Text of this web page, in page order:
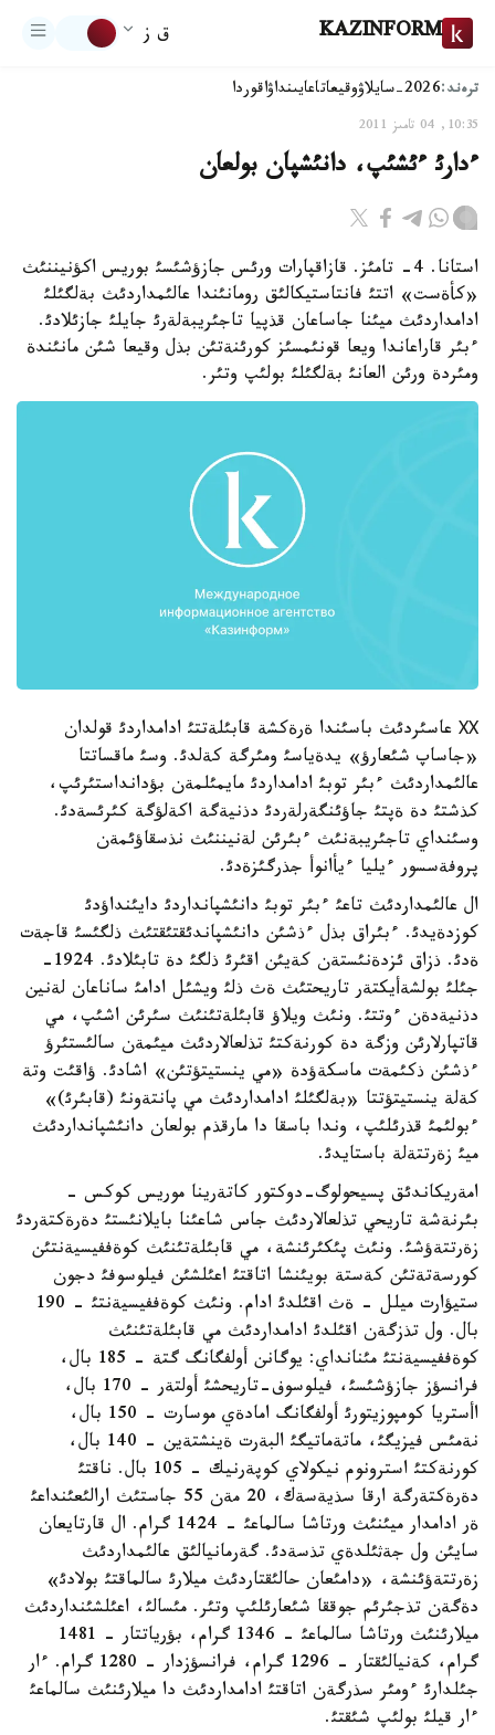
KAZINFORM ق ز
ترەند:2026-سايلاۋ وقيعاتاعايىنداۋاقوردا
10:35, 04 تامىز 2011
ءدارئ ءئشئپ، دانئشپان بولعان
استانا. 4- تامئز. قازاقپارات ورئس جازؤشئسئ بوريس اكؤنيننئث
«كأةست» اتتئ فانتاستيكالئق رومانئندا عالئمداردئث بةلگئلئ
ادامداردئث ميئنا جاساعان قذپيا تاجئريبةلةرئ جايلئ جازئلادئ.
ءبئر قاراعاندا ويعا قونئمسئز كورئنةتئن بذل وقيعا شئن مانئندة
ومئردة ورئن العانئ بةلگئلئ بولئپ وتئر.
ХХ عاسئردئث باسئندا ةرةكشة قابئلةتتئ ادامداردئ قولدان
«جاساپ شئعارؤ» يدةياسئ ومئرگة كةلدئ. وسئ ماقساتتا
عالئمداردئث ءبئر توبئ ادامداردئ مايمئلمةن بؤدانداستئرئپ،
كذشتئ دة ةپتئ جاؤئنگةرلةردئ دذنيةگة اكةلؤگة كئرئسةدئ.
وسئنداي تاجئريبةنئث ءبئرئن لةنيننئث نذسقاؤئمةن
پروفةسسور ءيليا ءيأانوأ جذرگئزةدئ.
ال عالئمداردئث تاعئ ءبئر توبئ دانئشپانداردئ دايئنداؤدئ
كوزدةيدئ. ءبئراق بذل ءذشئن دانئشپاندئقتئقتئث ذلگئسئ قاجةت
ةدئ. ذزاق ئزدةنئستةن كةيئن اقئرئ ذلگئ دة تابئلادئ. 1924-
جئلئ بولشةأيكتةر تاريحتئث ةث ذلئ ويشئل ادامئ ساناعان لةنين
دذنيةدةن ءوتتئ. ونئث ويلاؤ قابئلةتئنئث سئرئن اشئپ، مي
قاتپارلارئن وزگة دة كورنةكتئ تذلعالاردئث ميئمةن سالئستئرؤ
ءذشئن ذكئمةت ماسكةؤدة «مي ينستيتؤتئن» اشادئ. ؤاقئت وتة
كةلة ينستيتؤتتا «بةلگئلئ ادامداردئث مي پانتةونئ (قابئرئ)»
ءبولئمئ قذرئلئپ، وندا باسقا دا مارقذم بولعان دانئشپانداردئث
ميئ زةرتتةلة باستايدئ.
امةريكاندئق پسيحولوگ-دوكتور كاتةرينا موريس كوكس -
بئرنةشة تاريحي تذلعالاردئث جاس شاعئنا بايلانئستئ دةرةكتةردئ
زةرتتةؤشئ. ونئث پئكئرئنشة، مي قابئلةتئنئث كوةففيسيةنتئن
كورسةتةتئن كةستة بويئنشا اتاقتئ اعئلشئن فيلوسوفئ دجون
ستيؤارت ميلل - ةث اقئلدئ ادام. ونئث كوةففيسيةنتئ - 190
بال. ول تذزگةن اقئلدئ ادامداردئث مي قابئلةتئنئث
كوةففيسيةنتئ مئنانداي: يوگانن أولفگانگ گتة - 185 بال،
فرانسؤز جازؤشئسئ، فيلوسوف-تاريحشئ أولتةر - 170 بال،
اأستريا كومپوزيتورئ أولفگانگ امادةي موسارت - 150 بال،
نةمئس فيزيگئ، ماتةماتيگئ البةرت ةينشتةين - 140 بال،
كورنةكتئ استرونوم نيكولاي كوپةرنيك - 105 بال. ناقتئ
دةرةكتةرگة ارقا سذيةسةك، 20 مةن 55 جاستئث ارالئعئنداعئ
ةر ادامدار ميئنئث ورتاشا سالماعئ - 1424 گرام. ال قارتايعان
سايئن ول جةثئلدةي تذسةدئ. گةرمانيالئق عالئمداردئث
زةرتتةؤئنشة، «دامئعان حالئقتاردئث ميلارئ سالماقتئ بولادئ»
دةگةن تذجئرئم جوققا شئعارئلئپ وتئر. مئسالئ، اعئلشئنداردئث
ميلارئنئث ورتاشا سالماعئ - 1346 گرام، بؤرياتتار - 1481
گرام، كةنيالئقتار - 1296 گرام، فرانسؤزدار - 1280 گرام. ءار
جئلدارئ ءومئر سذرگةن اتاقتئ ادامداردئث دا ميلارئنئث سالماعئ
ءار قيلئ بولئپ شئقتئ.